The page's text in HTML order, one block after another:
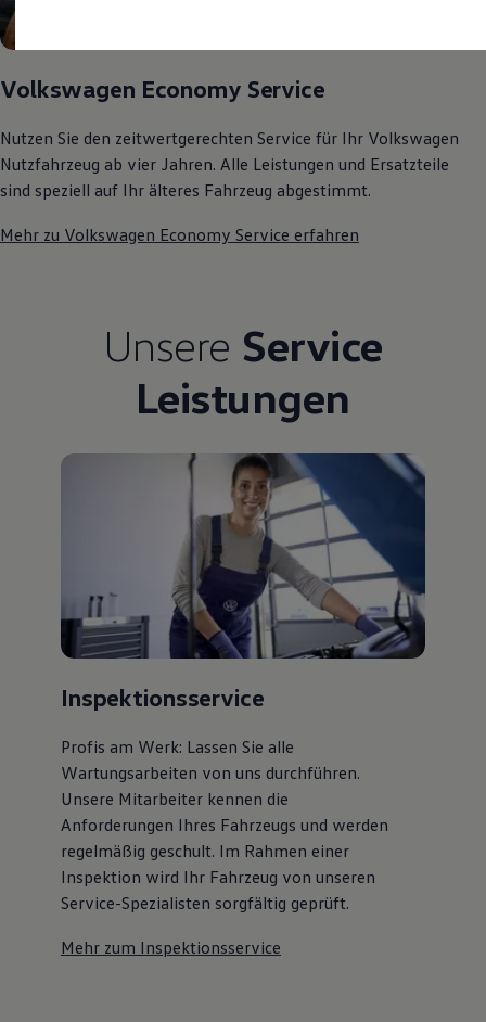
Fördermöglichkeiten für Gewerbekunden
Autonomes Fahren
Mehr zum ID. Buzz
California Welt
California Club
California Magazin & Ratgeber
Vanlife
Routen & Reisen
Unternehmen
Karriere
Karriere im Unternehmen
Karriere im Autohaus
Gesellschaft
Rückblick VW Bus Festival 2023
75 Jahre Bulli Jubiläum
Bulli Magazin
Fahrzeugabholung ab Werk
Volkswagen Economy Service
Nutzen Sie den zeitwertgerechten Service für Ihr Volkswagen
Nutzfahrzeug ab vier Jahren. Alle Leistungen und Ersatzteile
sind speziell auf Ihr älteres Fahrzeug abgestimmt.
Mehr zu Volkswagen Economy Service erfahren
Unsere Service
Leistungen
Inspektionsservice
Profis am Werk: Lassen Sie alle
Wartungsarbeiten von uns durchführen.
Unsere Mitarbeiter kennen die
Anforderungen Ihres Fahrzeugs und werden
regelmäßig geschult. Im Rahmen einer
Inspektion wird Ihr Fahrzeug von unseren
Service-Spezialisten sorgfältig geprüft.
Mehr zum Inspektionsservice